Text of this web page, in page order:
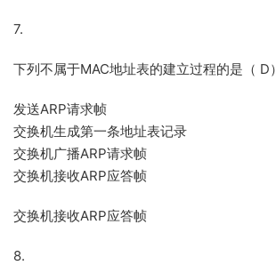
7.
下列不属于MAC地址表的建立过程的是（ D
发送ARP请求帧
交换机生成第一条地址表记录
交换机广播ARP请求帧
交换机接收ARP应答帧
交换机接收ARP应答帧
8.